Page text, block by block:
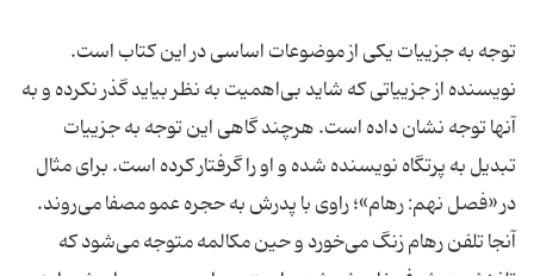
توجه به جزییات یکی از موضوعات اساسی در این کتاب است.
نویسنده از جزییاتی که شاید بی‌اهمیت به نظر بیاید گذر نکرده و به
آنها توجه نشان داده است. هرچند گاهی این توجه به جزییات
تبدیل به پرتگاه نویسنده شده و او را گرفتار کرده است. برای مثال
در «فصل نهم: رهام»؛ راوی با پدرش به حجره عمو مصفا می‌روند.
آنجا تلفن رهام زنگ می‌خورد و حین مکالمه متوجه می‌شود که